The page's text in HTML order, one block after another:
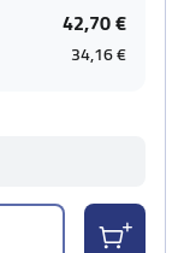
42,70 €
34,16 €